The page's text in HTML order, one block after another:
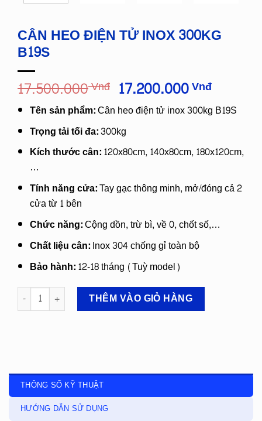
CÂN HEO ĐIỆN TỬ INOX 300KG
B19S
17.500.000Vnđ Giá
gốc
là:
17.500.000
Vnđ.
17.200.000VnđGiá
hiện
tại
Vnđ.
Tên sản phẩm:Cân heo điện tử inox 300kg B19S
Trọng tải tối đa:300kg
Kích thước cân:120x80cm, 140x80cm, 180x120cm,
…
Tính năng cửa:Tay gạc thông minh, mở/đóng cả 2
cửa từ 1 bên
Chức năng:Cộng dồn, trừ bì, về 0, chốt số,…
Chất liệu cân:Inox 304 chống gỉ toàn bộ
Bảo hành:12-18 tháng (Tuỳ model)
CÂN HEO ĐIỆN TỬ INOX 300KG B19S số lượng
THÊM VÀO GIỎ HÀNG
THÔNG SỐ KỸ THUẬT
HƯỚNG DẪN SỬ DỤNG